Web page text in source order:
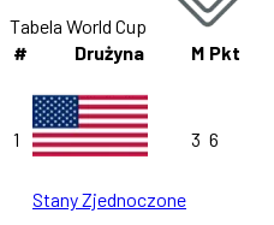
Tabela World Cup
#
Drużyna M Pkt
1
Stany Zjednoczone
3 6